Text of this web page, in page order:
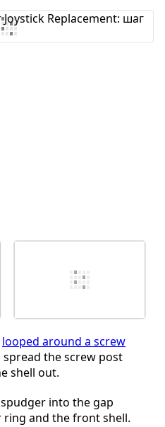
looped around a screw
spread the screw post
shell out.
into the gap
and the front shell.